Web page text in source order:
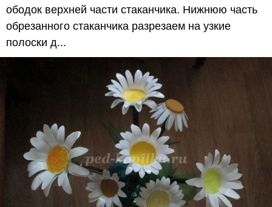
ободок верхней части стаканчика. Нижнюю часть
обрезанного стаканчика разрезаем на узкие
полоски д...